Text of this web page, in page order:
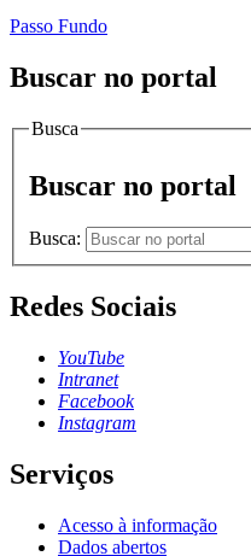
Passo Fundo
Buscar no portal
Busca
Buscar no portal
Busca:
Redes Sociais
YouTube
Intranet
Facebook
Instagram
Serviços
Acesso à informação
Dados abertos